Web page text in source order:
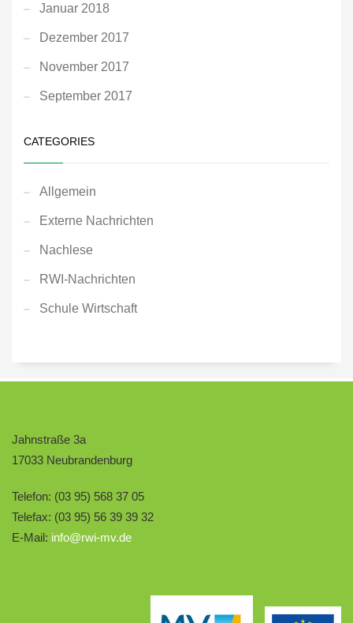
Januar 2018
Dezember 2017
November 2017
September 2017
CATEGORIES
Allgemein
Externe Nachrichten
Nachlese
RWI-Nachrichten
Schule Wirtschaft
Jahnstraße 3a
17033 Neubrandenburg
Telefon: (03 95) 568 37 05
Telefax: (03 95) 56 39 39 32
E-Mail: info@rwi-mv.de